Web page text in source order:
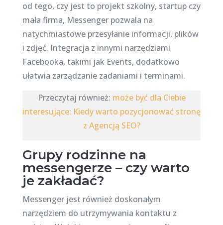
od tego, czy jest to projekt szkolny, startup czy
mała firma, Messenger pozwala na
natychmiastowe przesyłanie informacji, plików
i zdjęć. Integracja z innymi narzędziami
Facebooka, takimi jak Events, dodatkowo
ułatwia zarządzanie zadaniami i terminami.
Przeczytaj również: może być dla Ciebie
interesujące: Kiedy warto pozycjonować stronę
z Agencją SEO?
Grupy rodzinne na
messengerze – czy warto
je zakładać?
Messenger jest również doskonałym
narzędziem do utrzymywania kontaktu z